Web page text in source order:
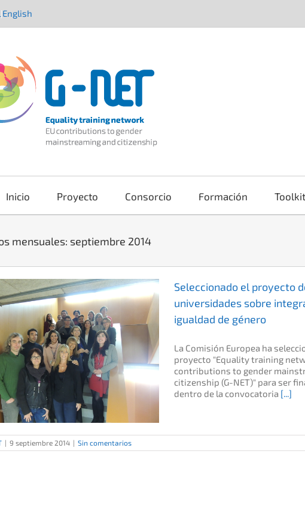
|English
Inicio Proyecto Consorcio Formación Toolkit
mensuales: septiembre 2014
Seleccionado el proyecto
universidades sobre
igualdad de género
La Comisión Europea ha
proyecto "Equality training
contributions to gender
citizenship (G-NET)" para ser
dentro de la convocatoria [...]
| 9 septiembre 2014 | Sin comentarios